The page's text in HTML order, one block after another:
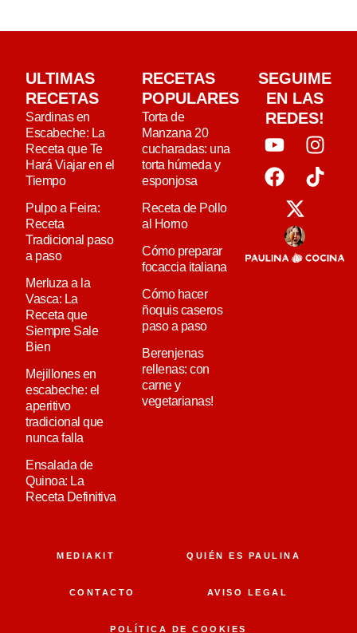
ULTIMAS
RECETAS
Sardinas en
Escabeche: La
Receta que Te
Hará Viajar en el
Tiempo
Pulpo a Feira:
Receta
Tradicional paso
a paso
Merluza a la
Vasca: La
Receta que
Siempre Sale
Bien
Mejillones en
escabeche: el
aperitivo
tradicional que
nunca falla
Ensalada de
Quinoa: La
Receta Definitiva
RECETAS
POPULARES
Torta de
Manzana 20
cucharadas: una
torta húmeda y
esponjosa
Receta de Pollo
al Horno
Cómo preparar
focaccia italiana
Cómo hacer
ñoquis caseros
paso a paso
Berenjenas
rellenas: con
carne y
vegetarianas!
SEGUIME
EN LAS
REDES!
MEDIAKIT QUIÉN ES PAULINA
CONTACTO AVISO LEGAL
POLÍTICA DE COOKIES